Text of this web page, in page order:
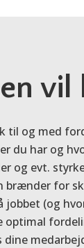
vil
til og med
du har og
og evt.
brænder for
jobbet (og